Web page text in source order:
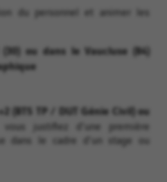
du personnel et animer les
ou dans le Vaucluse (84)
(BTS TP / DUT Génie Civil) ou
vous justifiez d'une première
dans le cadre d'un stage ou